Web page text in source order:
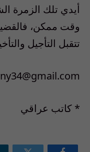
أيدي تلك الزمرة
وقت ممكن،
تتقبل التأجيل
* كاتب عراقي